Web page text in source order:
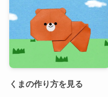
くまの作り方を見る